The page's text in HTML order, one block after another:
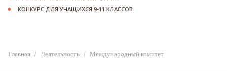
КОНКУРС ДЛЯ УЧАЩИХСЯ 9-11 КЛАССОВ
Главная Деятельность Международный комитет